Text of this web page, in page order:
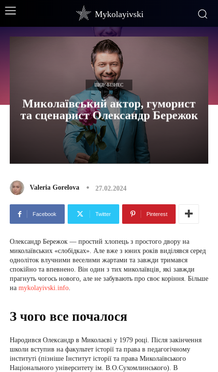
Mykolayivski
ШОУ-БІЗНЕС
Миколаївський актор, гуморист
та сценарист Олександр Бережок
Valeria Gorelova 27.02.2024
Facebook Twitter Pinterest
Олександр Бережок — простий хлопець з простого двору на
миколаївських «слобідках». Але вже з юних років виділявся серед
одноліток влучними веселими жартами та завжди тримався
спокійно та впевнено. Він один з тих миколаївців, які завжди
прагнуть чогось нового, але не забувають про своє коріння. Більше
на mykolayivski.info.
З чого все почалося
Народився Олександр в Миколаєві у 1979 році. Після закінчення
школи вступив на факультет історії та права в педагогічному
інституті (пізніше Інститут історії та права Миколаївського
Національного університету ім. В.О.Сухомлинського). В